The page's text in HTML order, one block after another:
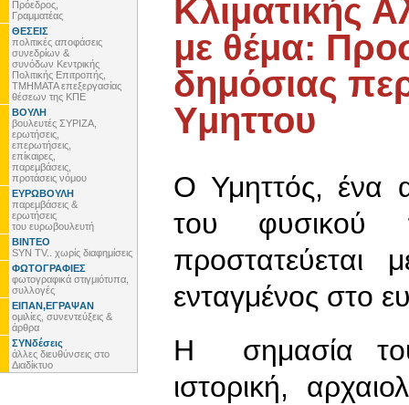
Πρόεδρος,
Γραμματέας
ΘΕΣΕΙΣ
πολιτικές αποφάσεις
συνεδρίων &
συνόδων Κεντρικής
Πολιτικής Επιτροπής,
ΤΜΗΜΑΤΑ επεξεργασίας
θέσεων της ΚΠΕ
ΒΟΥΛΗ
βουλευτές ΣΥΡΙΖΑ,
ερωτήσεις,
επερωτήσεις,
επίκαιρες,
παρεμβάσεις,
προτάσεις νόμου
ΕΥΡΩΒΟΥΛΗ
παρεμβάσεις &
ερωτήσεις
του ευρωβουλευτή
ΒΙΝΤΕΟ
SYN TV.. χωρίς διαφημίσεις
ΦΩΤΟΓΡΑΦΙΕΣ
φωτογραφικά στιγμιότυπα,
συλλογές
ΕΙΠΑΝ,ΕΓΡΑΨΑΝ
ομιλίες, συνεντεύξεις &
άρθρα
ΣΥΝδέσεις
άλλες διευθύνσεις στο
Διαδίκτυο
Κλιματικής
με θέμα:
δημόσιας
Υμηττου
Ο Υμηττός, ένα
του φυσικού
ενταγμένος στο
Η σημασία
ιστορική,